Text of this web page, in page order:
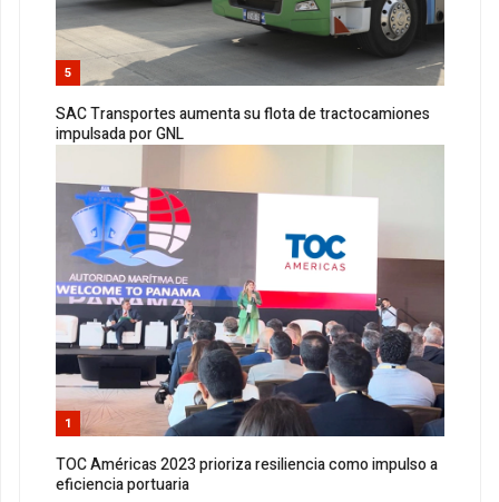
5
SAC Transportes aumenta su flota de tractocamiones
impulsada por GNL
1
TOC Américas 2023 prioriza resiliencia como impulso a
eficiencia portuaria